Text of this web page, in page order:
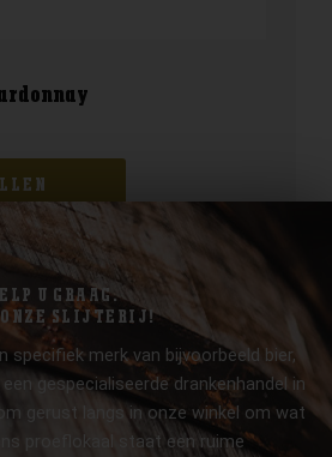
U GRAAG.
ONZE SLIJTERIJ!
specifiek merk van bijvoorbeeld bier,
gespecialiseerde drankenhandel in
gerust langs in onze winkel om wat
proeflokaal staat een ruime